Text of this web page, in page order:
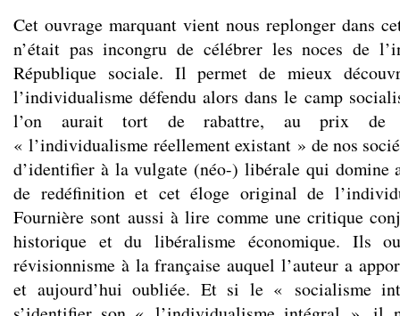
Cet ouvrage marquant vient nous replonger dans
n’était pas incongru de célébrer les noces de
République sociale. Il permet de mieux
l’individualisme défendu alors dans le camp
l’on aurait tort de rabattre, au prix de
« l’individualisme réellement existant » de nos
d’identifier à la vulgate (néo-) libérale qui domine
de redéfinition et cet éloge original de
Fournière sont aussi à lire comme une critique
historique et du libéralisme économique. Ils
révisionnisme à la française auquel l’auteur a
et aujourd’hui oubliée. Et si le « socialisme